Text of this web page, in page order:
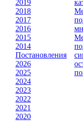
2019
2018
2017
2016
2015
2014
Постановления
2026
2025
2024
2023
2022
2021
2020